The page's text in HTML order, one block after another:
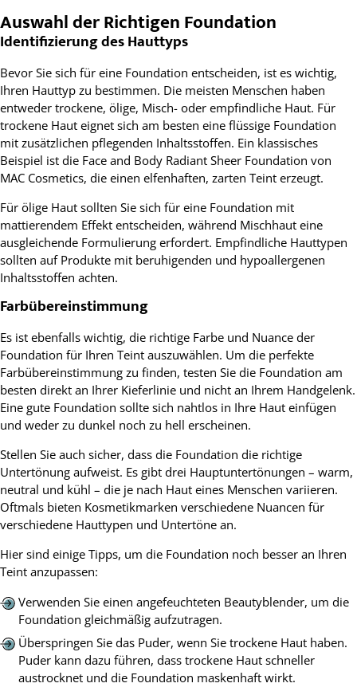
Auswahl der Richtigen Foundation
Identifizierung des Hauttyps
Bevor Sie sich für eine Foundation entscheiden, ist es wichtig,
Ihren Hauttyp zu bestimmen. Die meisten Menschen haben
entweder trockene, ölige, Misch- oder empfindliche Haut. Für
trockene Haut eignet sich am besten eine flüssige Foundation
mit zusätzlichen pflegenden Inhaltsstoffen. Ein klassisches
Beispiel ist die Face and Body Radiant Sheer Foundation von
MAC Cosmetics, die einen elfenhaften, zarten Teint erzeugt.
Für ölige Haut sollten Sie sich für eine Foundation mit
mattierendem Effekt entscheiden, während Mischhaut eine
ausgleichende Formulierung erfordert. Empfindliche Hauttypen
sollten auf Produkte mit beruhigenden und hypoallergenen
Inhaltsstoffen achten.
Farbübereinstimmung
Es ist ebenfalls wichtig, die richtige Farbe und Nuance der
Foundation für Ihren Teint auszuwählen. Um die perfekte
Farbübereinstimmung zu finden, testen Sie die Foundation am
besten direkt an Ihrer Kieferlinie und nicht an Ihrem Handgelenk.
Eine gute Foundation sollte sich nahtlos in Ihre Haut einfügen
und weder zu dunkel noch zu hell erscheinen.
Stellen Sie auch sicher, dass die Foundation die richtige
Untertönung aufweist. Es gibt drei Hauptuntertönungen – warm,
neutral und kühl – die je nach Haut eines Menschen variieren.
Oftmals bieten Kosmetikmarken verschiedene Nuancen für
verschiedene Hauttypen und Untertöne an.
Hier sind einige Tipps, um die Foundation noch besser an Ihren
Teint anzupassen:
Verwenden Sie einen angefeuchteten Beautyblender, um die
Foundation gleichmäßig aufzutragen.
Überspringen Sie das Puder, wenn Sie trockene Haut haben.
Puder kann dazu führen, dass trockene Haut schneller
austrocknet und die Foundation maskenhaft wirkt.